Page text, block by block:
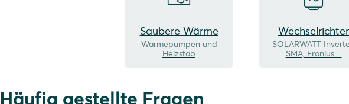
Saubere Wärme
Wärmepumpen und
Heizstab
Wechselrichter
SOLARWATT
SMA, Fronius ...
Häufig gestellte Fragen